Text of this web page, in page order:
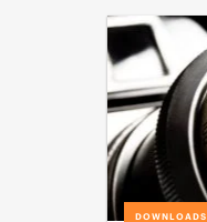
DOWNLOADS